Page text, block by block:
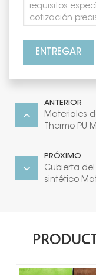
ENTREGAR
ANTERIOR
Materiales
Thermo PU
PRÓXIMO
Cubierta
sintético